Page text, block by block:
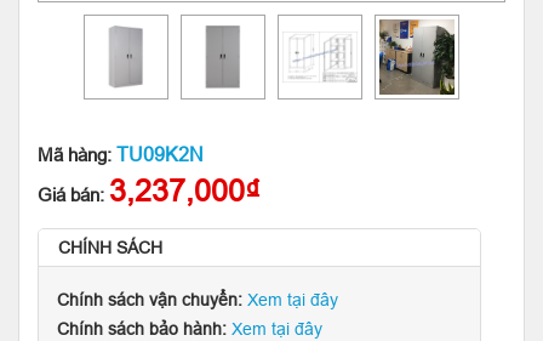
Mã hàng: TU09K2N
Giá bán: 3,237,000₫
CHÍNH SÁCH
Chính sách vận chuyển: Xem tại đây
Chính sách bảo hành: Xem tại đây